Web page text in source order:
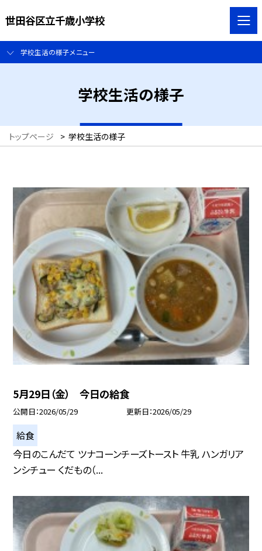
世田谷区立千歳小学校
学校生活の様子メニュー
学校生活の様子
トップページ > 学校生活の様子
5月29日（金） 今日の給食
公開日 2026/05/29 更新日 2026/05/29
給食
今日のこんだて ツナコーンチーズトースト 牛乳 ハンガリア
ンシチュー くだもの（...